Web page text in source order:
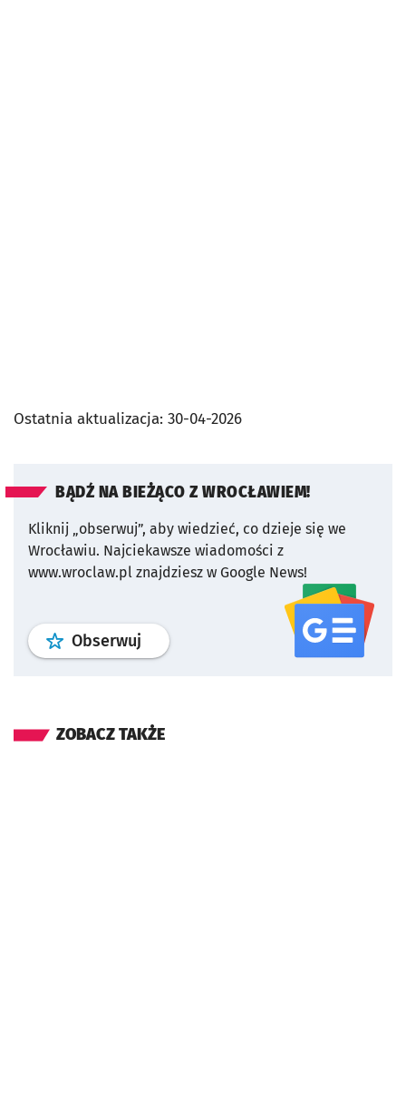
Ostatnia aktualizacja: 30-04-2026
BĄDŹ NA BIEŻĄCO Z WROCŁAWIEM!
Kliknij „obserwuj”, aby wiedzieć, co dzieje się we
Wrocławiu. Najciekawsze wiadomości z
www.wroclaw.pl znajdziesz w Google News!
Obserwuj profil serwisu
ZOBACZ TAKŻE